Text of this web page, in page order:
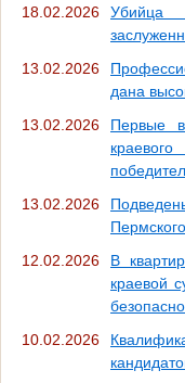
18.02.2026
Убийца
13.02.2026
дана
13.02.2026
Первые в
13.02.2026
12.02.2026
В
краевой
10.02.2026